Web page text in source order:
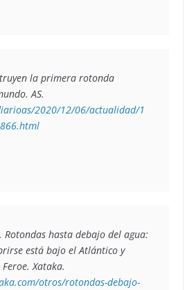
la primera rotonda
2020/12/06/actualidad/1
Rotondas hasta debajo del agua:
está bajo el Atlántico y
otros/rotondas-debajo-